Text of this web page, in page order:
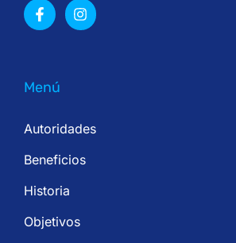
Menú
Autoridades
Beneficios
Historia
Objetivos